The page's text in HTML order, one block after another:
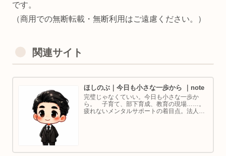
です。
（商用での無断転載・無断利用はご遠慮ください。）
関連サイト
ほしのぶ｜今日も小さな一歩から ｜note
完璧じゃなくていい。今日も小さな一歩か
ら。 子育て、部下育成、教育の現場……。
疲れないメンタルサポートの着目点。法人代